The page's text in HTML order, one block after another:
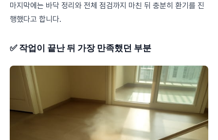
마지막에는 바닥 정리와 전체 점검까지 마친 뒤 충분히 환기를 진
행했다고 합니다.
✅ 작업이 끝난 뒤 가장 만족했던 부분